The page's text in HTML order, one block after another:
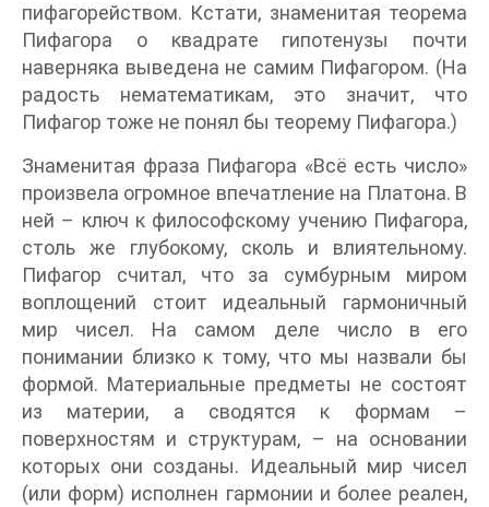
пифагорейством. Кстати, знаменитая теорема
Пифагора о квадрате гипотенузы почти
наверняка выведена не самим Пифагором. (На
радость нематематикам, это значит, что
Пифагор тоже не понял бы теорему Пифагора.)
Знаменитая фраза Пифагора «Всё есть число»
произвела огромное впечатление на Платона. В
ней – ключ к философскому учению Пифагора,
столь же глубокому, сколь и влиятельному.
Пифагор считал, что за сумбурным миром
воплощений стоит идеальный гармоничный
мир чисел. На самом деле число в его
понимании близко к тому, что мы назвали бы
формой. Материальные предметы не состоят
из материи, а сводятся к формам –
поверхностям и структурам, – на основании
которых они созданы. Идеальный мир чисел
(или форм) исполнен гармонии и более реален,